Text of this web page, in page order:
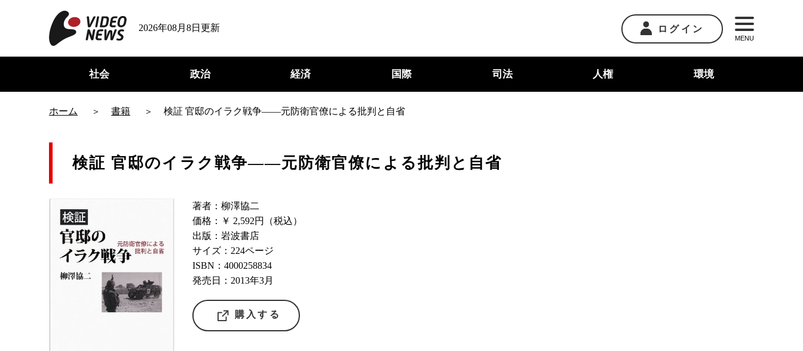
2026年08月8日更新 ログイン
MENU
社会 政治 経済 国際 司法 人権 環境
ホーム 書籍 検証 官邸のイラク戦争――元防衛官僚による批判と自省
検証 官邸のイラク戦争――元防衛官僚による批判と自省
著者：柳澤協二
価格：￥ 2,592円（税込）
出版：岩波書店
サイズ：224ページ
ISBN：4000258834
発売日：2013年3月
購入する